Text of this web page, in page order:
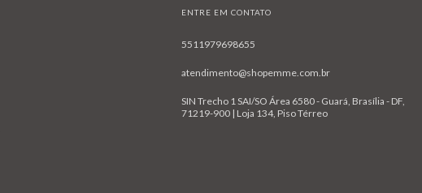
ENTRE EM CONTATO
5511979698655
atendimento@shopemme.com.br
SIN Trecho 1 SAI/SO Área 6580 - Guará, Brasília - DF,
71219-900 | Loja 134, Piso Térreo